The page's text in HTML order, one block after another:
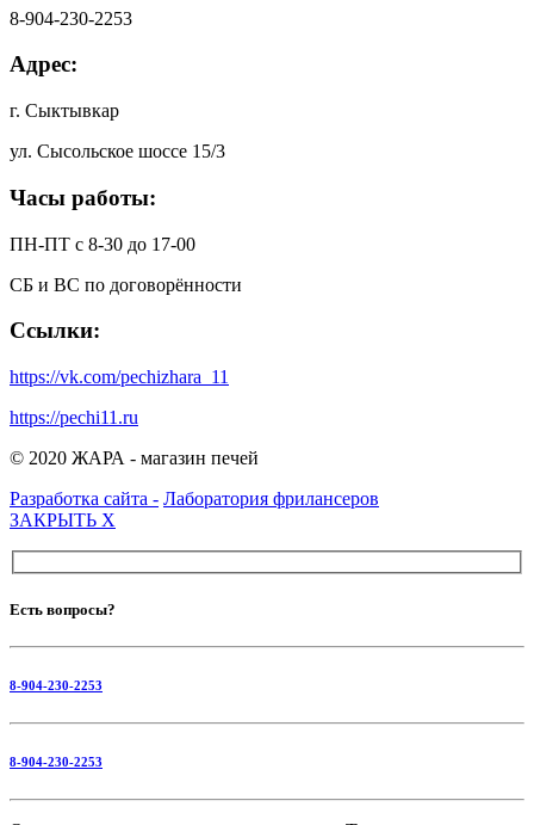
8-904-230-2253
Адрес:
г. Сыктывкар
ул. Сысольское шоссе 15/3
Часы работы:
ПН-ПТ с 8-30 до 17-00
СБ и ВС по договорённости
Ссылки:
https://vk.com/pechizhara_11
https://pechi11.ru
© 2020 ЖАРА - магазин печей
Разработка сайта - Лаборатория фрилансеров
ЗАКРЫТЬ X
Есть вопросы?
8-904-230-2253
8-904-230-2253